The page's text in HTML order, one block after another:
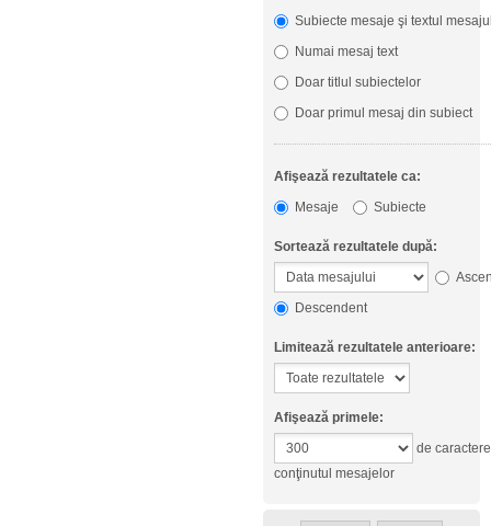
Subiecte mesaje şi textul
Numai mesaj text
Doar titlul subiectelor
Doar primul mesaj din subiect
Afişează rezultatele ca:
Mesaje
Subiecte
Sortează rezultatele după:
Descendent
Limitează rezultatele anterioare:
Afişează primele:
de
conţinutul mesajelor